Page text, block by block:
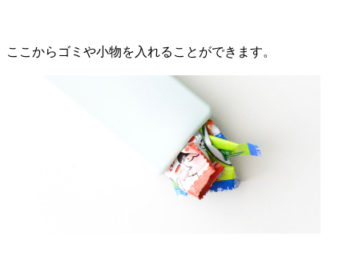
ここからゴミや小物を入れることができます。